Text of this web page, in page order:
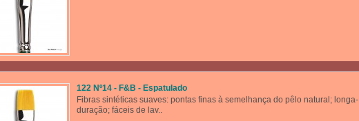
122 Nº14 - F&B - Espatulado
Fibras sintéticas suaves: pontas finas à semelhança do pêlo natural; longa-
duração; fáceis de lav..